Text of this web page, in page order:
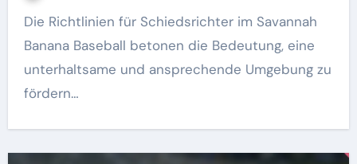
Die Richtlinien für Schiedsrichter im Savannah
Banana Baseball betonen die Bedeutung, eine
unterhaltsame und ansprechende Umgebung zu
fördern…